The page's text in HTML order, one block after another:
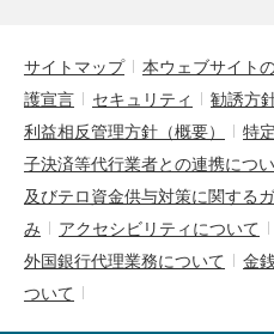
サイトマップ 本ウェブサイト
護宣言
セキュリティ 勧誘方
利益相反管理方針（概要）
特
子決済等代行業者との連携につ
及びテロ資金供与対策に関する
み
アクセシビリティについて
外国銀行代理業務について
金
ついて